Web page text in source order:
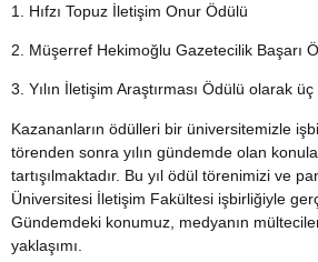
1. Hıfzı Topuz İletişim Onur Ödülü
2. Müşerref Hekimoğlu Gazetecilik Başarı
3. Yılın İletişim Araştırması Ödülü olarak
Kazananların ödülleri bir üniversitemizle
törenden sonra yılın gündemde olan
tartışılmaktadır. Bu yıl ödül törenimizi ve
Üniversitesi İletişim Fakültesi işbirliğiyle
Gündemdeki konumuz, medyanın
yaklaşımı.